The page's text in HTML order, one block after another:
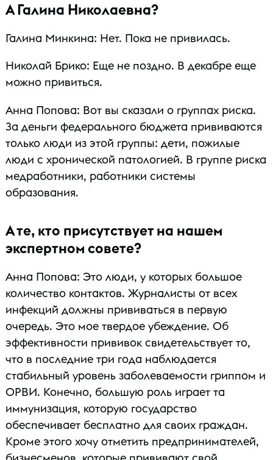
А Галина Николаевна?
Галина Минкина: Нет. Пока не привилась.
Николай Брико: Еще не поздно. В декабре еще
можно привиться.
Анна Попова: Вот вы сказали о группах риска.
За деньги федерального бюджета прививаются
только люди из этой группы: дети, пожилые
люди с хронической патологией. В группе риска
медработники, работники системы
образования.
А те, кто присутствует на нашем
экспертном совете?
Анна Попова: Это люди, у которых большое
количество контактов. Журналисты от всех
инфекций должны прививаться в первую
очередь. Это мое твердое убеждение. Об
эффективности прививок свидетельствует то,
что в последние три года наблюдается
стабильный уровень заболеваемости гриппом и
ОРВИ. Конечно, большую роль играет та
иммунизация, которую государство
обеспечивает бесплатно для своих граждан.
Кроме этого хочу отметить предпринимателей,